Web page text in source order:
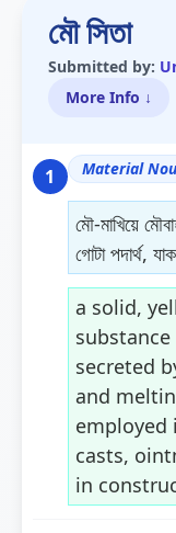
মৌ সিতা
Submitted by:
More Info ↓
1 Material
মৌ-মাখিয়ে
গোটা পদাৰ্থ,
a solid,
secreted
and
employed
casts,
in